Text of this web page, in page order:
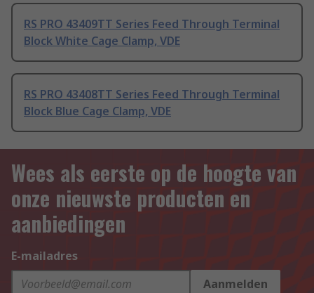
RS PRO 43409TT Series Feed Through Terminal
Block White Cage Clamp, VDE
RS PRO 43408TT Series Feed Through Terminal
Block Blue Cage Clamp, VDE
Wees als eerste op de hoogte van
onze nieuwste producten en
aanbiedingen
E-mailadres
Aanmelden